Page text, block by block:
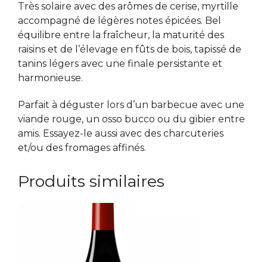
Très solaire avec des arômes de cerise, myrtille
accompagné de légères notes épicées. Bel
équilibre entre la fraîcheur, la maturité des
raisins et de l’élevage en fûts de bois, tapissé de
tanins légers avec une finale persistante et
harmonieuse.
Parfait à déguster lors d’un barbecue avec une
viande rouge, un osso bucco ou du gibier entre
amis. Essayez-le aussi avec des charcuteries
et/ou des fromages affinés.
Produits similaires